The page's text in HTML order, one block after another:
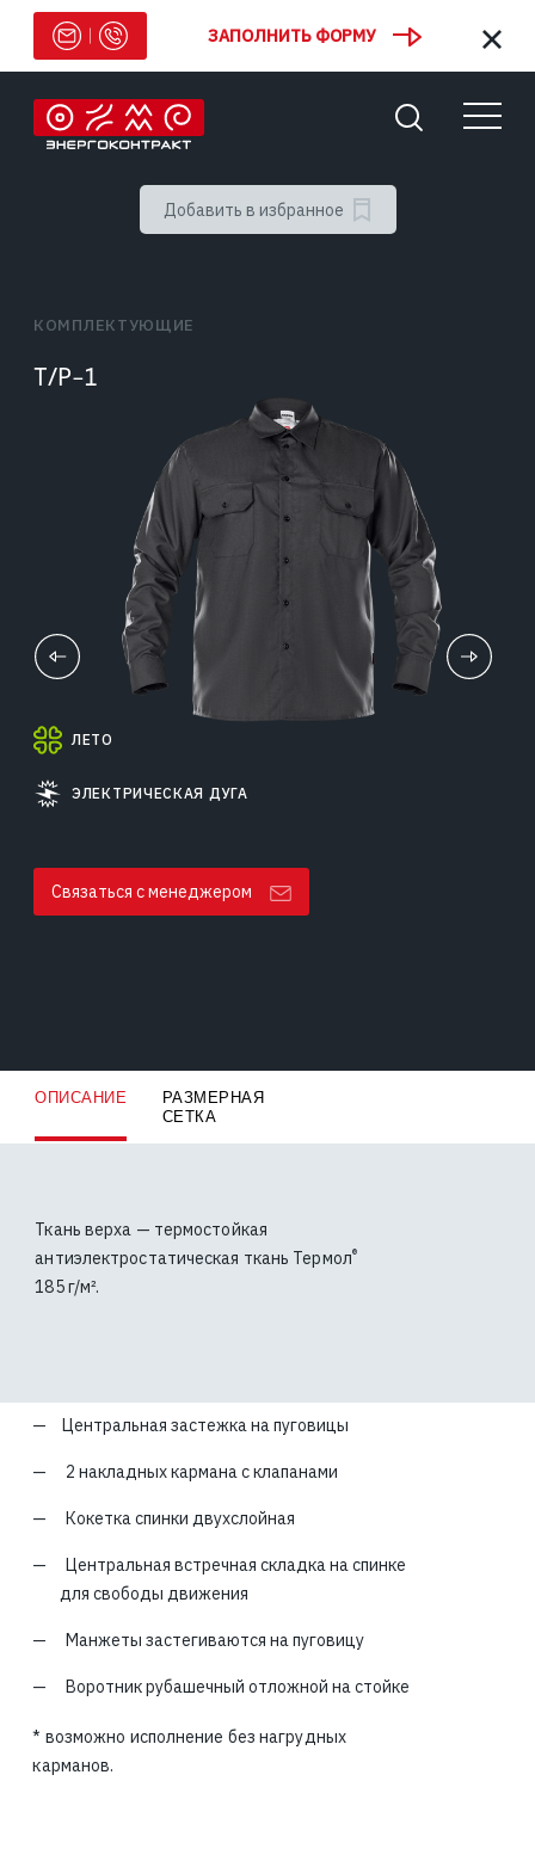
Добавить в избранное
КОМПЛЕКТУЮЩИЕ
Т/Р-1
ЛЕТО
ЭЛЕКТРИЧЕСКАЯ ДУГА
Связаться с менеджером
ОПИСАНИЕ
РАЗМЕРНАЯ
СЕТКА
Ткань верха — термостойкая
антиэлектростатическая ткань Термол®
185 г/м².
Центральная застежка на пуговицы
2 накладных кармана с клапанами
Кокетка спинки двухслойная
для свободы движения
Манжеты застегиваются на пуговицу
Воротник рубашечный отложной на стойке
* возможно исполнение без нагрудных
карманов.
ЗАПОЛНИТЬ ФОРМУ